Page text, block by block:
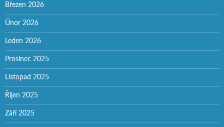
Březen 2026
Únor 2026
Leden 2026
Prosinec 2025
Listopad 2025
Říjen 2025
Září 2025